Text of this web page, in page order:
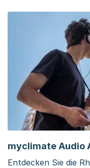
myclimate Audio
Entdecken Sie die